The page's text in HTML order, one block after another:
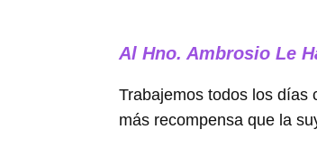
Al Hno. Ambrosio Le
Trabajemos todos los días
más recompensa que la